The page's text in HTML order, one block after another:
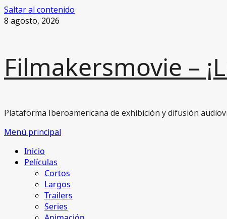
Saltar al contenido
8 agosto, 2026
Filmakersmovie –
Plataforma Iberoamericana de exhibición y difusión
Menú principal
Inicio
Películas
Cortos
Largos
Trailers
Series